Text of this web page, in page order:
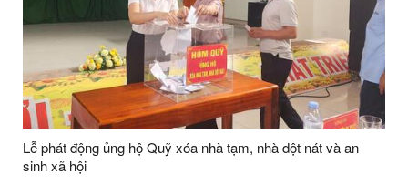
Lễ phát động ủng hộ Quỹ xóa nhà tạm, nhà dột nát và an
sinh xã hội